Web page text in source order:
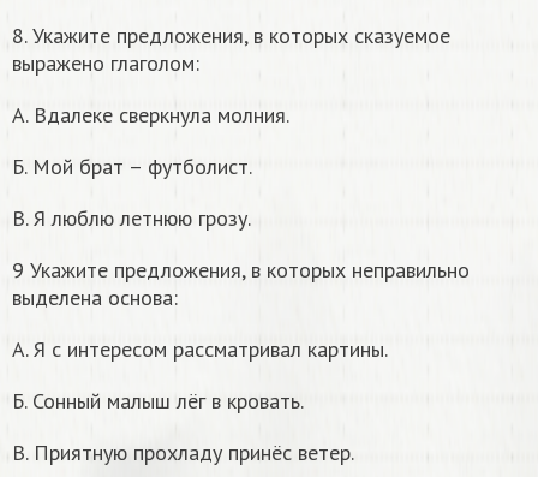
8. Укажите предложения, в которых сказуемое
выражено глаголом:
А. Вдалеке сверкнула молния.
Б. Мой брат – футболист.
В. Я люблю летнюю грозу.
9 Укажите предложения, в которых неправильно
выделена основа:
А. Я с интересом рассматривал картины.
Б. Сонный малыш лёг в кровать.
В. Приятную прохладу принёс ветер.